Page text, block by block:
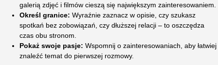
galerią zdjęć i filmów cieszą się największym zainteresowaniem.
Określ granice: Wyraźnie zaznacz w opisie, czy szukasz
spotkań bez zobowiązań, czy dłuższej relacji – to oszczędza
czas obu stronom.
Pokaż swoje pasje: Wspomnij o zainteresowaniach, aby łatwiej
znaleźć temat do pierwszej rozmowy.